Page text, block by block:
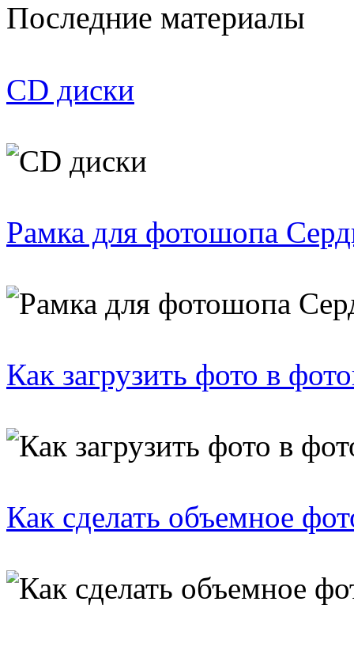
Последние материалы
CD диски
Рамка для фотошопа
Как загрузить фото в
Как сделать объемное